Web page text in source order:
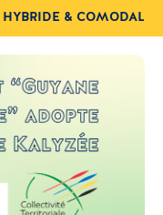
HYBRIDE & COMODAL